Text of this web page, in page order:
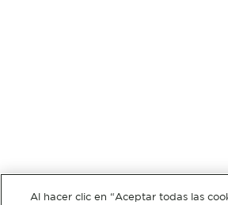
Al hacer clic en “Aceptar todas las